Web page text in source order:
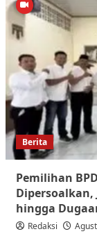
Berita
Pemilihan
hingga
Redaksi